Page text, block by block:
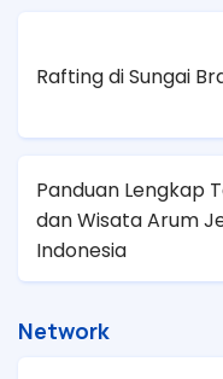
Rafting di Sungai
Panduan Lengkap
dan Wisata Arum
Indonesia
Network